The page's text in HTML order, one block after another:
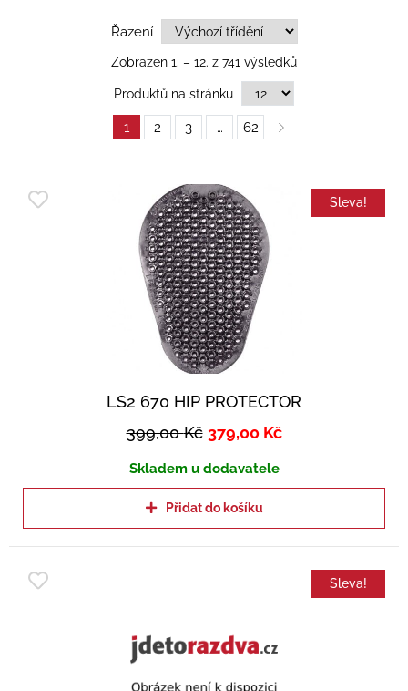
Řazení
Zobrazen 1. – 12. z 741 výsledků
Produktů na stránku
1 2 3 … 62
Sleva!
LS2 670 HIP PROTECTOR
399,00Kč 379,00 Kč
Skladem u dodavatele
Přidat do košíku
Sleva!